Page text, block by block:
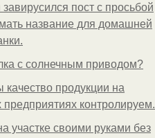
завирусился пост с просьбой
название для домашней
с солнечным приводом?
качество продукции на
контролируем.
участке своими руками без